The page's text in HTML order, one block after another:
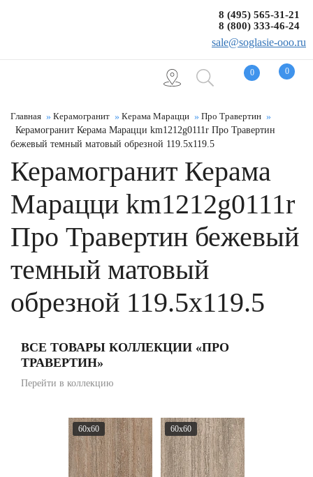
0 0
8 (495) 565-31-21
8 (800) 333-46-24
sale@soglasie-ooo.ru
Главная Керамогранит Керама Марацци
Про Травертин
Керамогранит Керама Марацци km1212g0111r Про Травертин
бежевый темный матовый обрезной 119.5x119.5
Керамогранит Керама
Марацци km1212g0111r
Про Травертин бежевый
темный матовый
обрезной 119.5x119.5
ВСЕ ТОВАРЫ КОЛЛЕКЦИИ «ПРО
ТРАВЕРТИН»
Перейти в коллекцию
60x60 60x60